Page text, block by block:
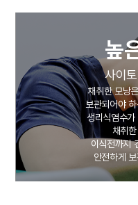
높은 생착률
사이토카인 모낭보관
한 모낭은 2~8˚의 저온 환경에서
어야 하는데 이때 이식될 때까지
식염수가 아닌 사이토카인 용액에
채취한 모낭을 보관하여
전까지 건강한 모낭을 유지하고
하게 보관될 수 있도록합니다.